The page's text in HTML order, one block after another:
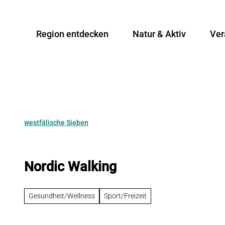
Region entdecken Natur & Aktiv
westfälische Sieben
Nordic Walking
Gesundheit/Wellness Sport/Freizeit